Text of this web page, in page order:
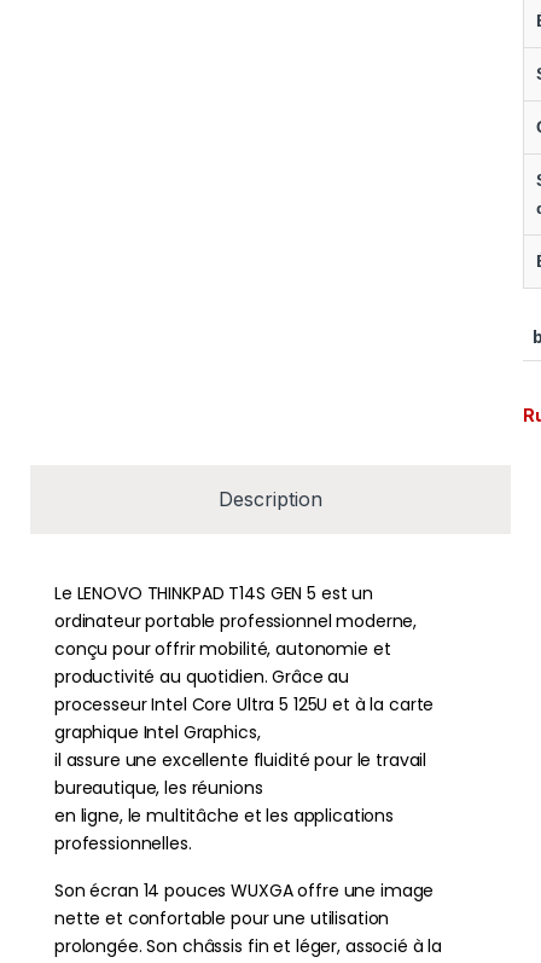
Description
Le LENOVO THINKPAD T14S GEN 5 est un
ordinateur portable professionnel moderne,
conçu pour offrir mobilité, autonomie et
productivité au quotidien. Grâce au
processeur Intel Core Ultra 5 125U et à la carte
graphique Intel Graphics,
il assure une excellente fluidité pour le travail
bureautique, les réunions
en ligne, le multitâche et les applications
professionnelles.
Son écran 14 pouces WUXGA offre une image
nette et confortable pour une utilisation
prolongée. Son châssis fin et léger, associé à la